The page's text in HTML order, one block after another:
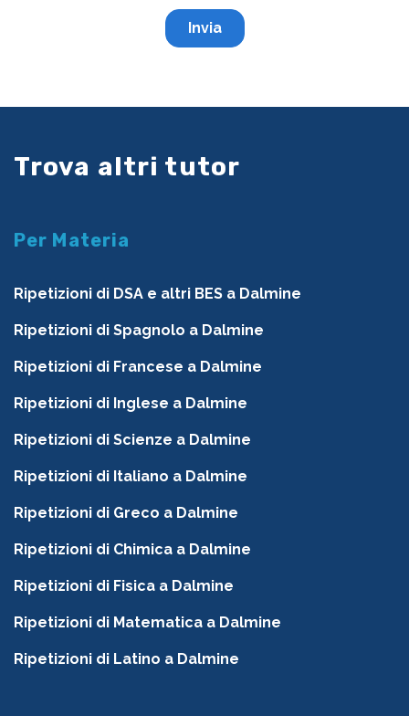
Trova altri tutor
Per Materia
Ripetizioni di DSA e altri BES a Dalmine
Ripetizioni di Spagnolo a Dalmine
Ripetizioni di Francese a Dalmine
Ripetizioni di Inglese a Dalmine
Ripetizioni di Scienze a Dalmine
Ripetizioni di Italiano a Dalmine
Ripetizioni di Greco a Dalmine
Ripetizioni di Chimica a Dalmine
Ripetizioni di Fisica a Dalmine
Ripetizioni di Matematica a Dalmine
Ripetizioni di Latino a Dalmine